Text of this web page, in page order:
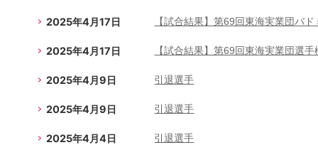
2025年4月17日 【試合結果】第69回東海実業団バ
2025年4月17日 【試合結果】第69回東海実業団選
2025年4月9日 引退選手
2025年4月9日 引退選手
2025年4月4日 引退選手